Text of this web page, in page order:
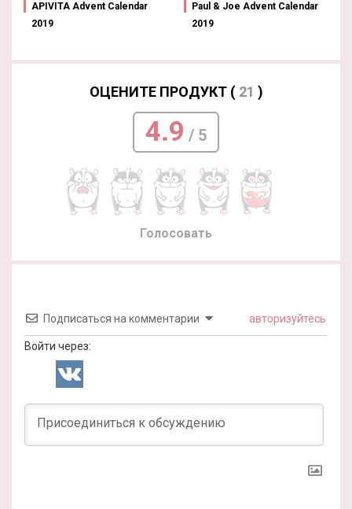
APIVITA Advent Calendar
2019
Paul & Joe Advent Calendar
2019
ОЦЕНИТЕ ПРОДУКТ ( 21 )
4.9 / 5
Голосовать
Подписаться на комментарии авторизуйтесь
Войти через: